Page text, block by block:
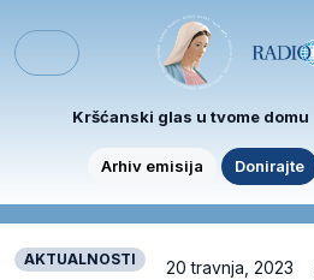
Menu
Kršćanski glas u tvome domu
Arhiv emisija Donirajte
AKTUALNOSTI 20 travnja, 2023